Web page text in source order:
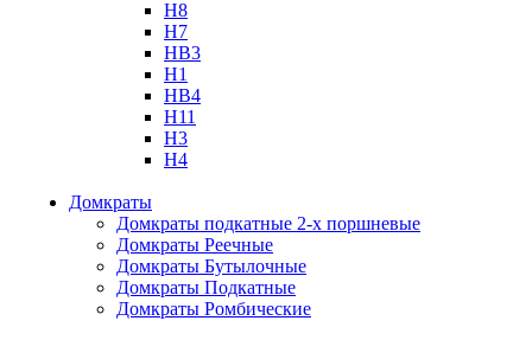
H8
H7
HB3
H1
HB4
H11
H3
H4
Домкраты
Домкраты подкатные 2-х поршневые
Домкраты Реечные
Домкраты Бутылочные
Домкраты Подкатные
Домкраты Ромбические